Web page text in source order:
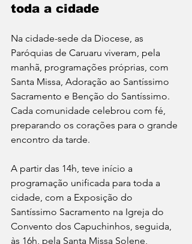
toda a cidade
Na cidade-sede da Diocese, as
Paróquias de Caruaru viveram, pela
manhã, programações próprias, com
Santa Missa, Adoração ao Santíssimo
Sacramento e Benção do Santíssimo.
Cada comunidade celebrou com fé,
preparando os corações para o grande
encontro da tarde.
A partir das 14h, teve início a
programação unificada para toda a
cidade, com a Exposição do
Santíssimo Sacramento na Igreja do
Convento dos Capuchinhos, seguida,
às 16h, pela Santa Missa Solene,